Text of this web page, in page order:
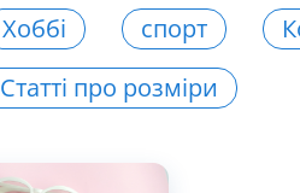
Хоббі спорт
Статті про розміри